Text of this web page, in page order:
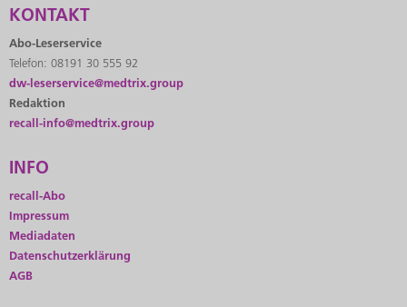
KONTAKT
Abo-Leserservice
Telefon: 08191 30 555 92
dw-leserservice@medtrix.group
Redaktion
recall-info@medtrix.group
INFO
recall-Abo
Impressum
Mediadaten
Datenschutzerklärung
AGB